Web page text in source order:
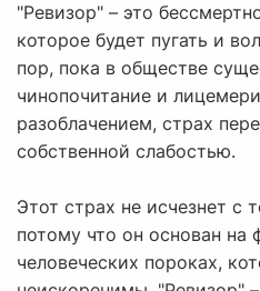
"Ревизор" – это
которое будет пугать и
пор, пока в обществе
чинопочитание и
разоблачением, страх
собственной слабостью.
Этот страх не исчезнет с
потому что он основан на
человеческих пороках,